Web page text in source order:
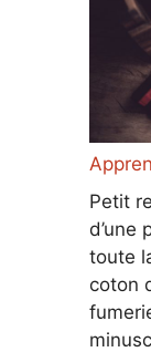
Petit
d’une
toute
coton